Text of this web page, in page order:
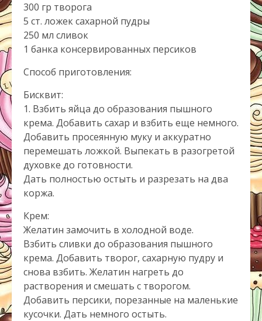
300 гр творога
5 ст. ложек сахарной пудры
250 мл сливок
1 банка консервированных персиков
Способ приготовления:
Бисквит:
1. Взбить яйца до образования пышного
крема. Добавить сахар и взбить еще немного.
Добавить просеянную муку и аккуратно
перемешать ложкой. Выпекать в разогретой
духовке до готовности.
Дать полностью остыть и разрезать на два
коржа.
Крем:
Желатин замочить в холодной воде.
Взбить сливки до образования пышного
крема. Добавить творог, сахарную пудру и
снова взбить. Желатин нагреть до
растворения и смешать с творогом.
Добавить персики, порезанные на маленькие
кусочки. Дать немного остыть.